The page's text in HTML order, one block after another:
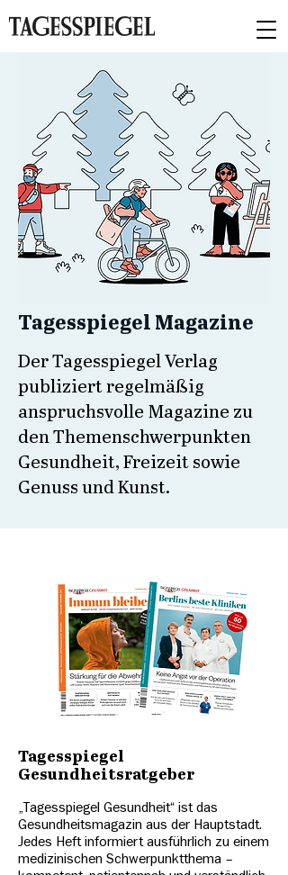
Tagesspiegel Magazine
Der Tagesspiegel Verlag
publiziert regelmäßig
anspruchsvolle Magazine zu
den Themenschwerpunkten
Gesundheit, Freizeit sowie
Genuss und Kunst.
Tagesspiegel
Gesundheitsratgeber
„Tagesspiegel Gesundheit“ ist das
Gesundheitsmagazin aus der Hauptstadt.
Jedes Heft informiert ausführlich zu einem
medizinischen Schwerpunktthema –